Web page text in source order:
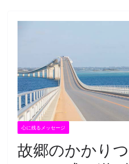
心に残るメッセージ
故郷のかかり